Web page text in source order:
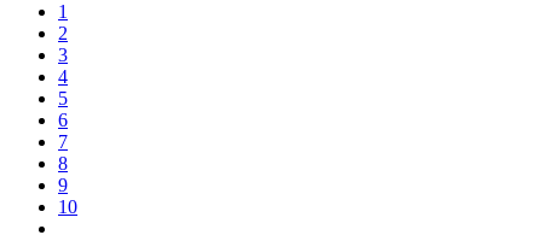
1
2
3
4
5
6
7
8
9
10